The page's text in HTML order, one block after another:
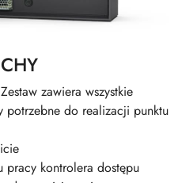
zawiera wszystkie
potrzebne do realizacji punktu
pracy kontrolera dostępu